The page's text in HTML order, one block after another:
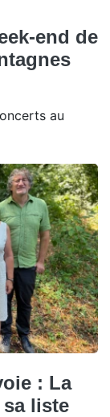
end de
au
: La
liste